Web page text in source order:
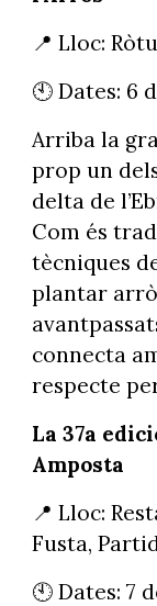
📍 Lloc:
🕙 Dates: 6
Arriba la
prop un
delta de
Com és
tècniques
plantar
connecta
respecte
La 37a
Amposta
📍 Lloc:
Fusta,
🕙 Dates: 7